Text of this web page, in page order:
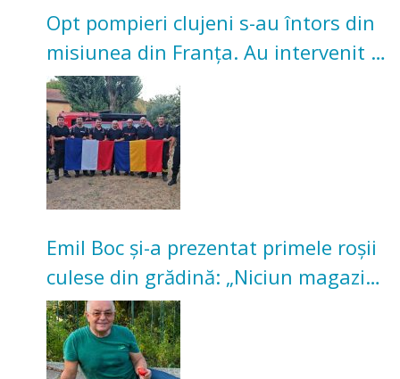
Opt pompieri clujeni s-au întors din
misiunea din Franța. Au intervenit la
incendii de vegetație și pădure
Emil Boc și-a prezentat primele roșii
culese din grădină: „Niciun magazin
nu poate oferi această satisfacție”